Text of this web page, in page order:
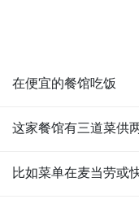
在便宜的餐馆吃饭
这家餐馆有三道菜供
比如菜单在麦当劳或